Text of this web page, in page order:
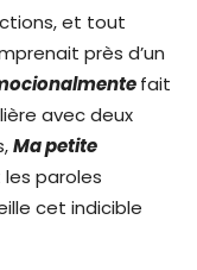
et tout
près d’un
fait
avec deux
Ma petite
les paroles
cet indicible